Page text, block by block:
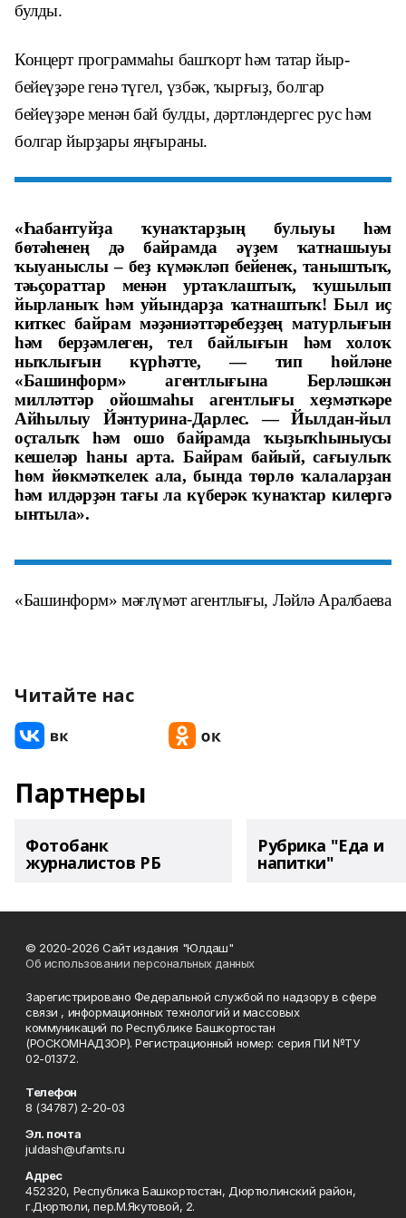
булды.
Концерт программаһы башҡорт һәм татар йыр-
бейеүҙәре генә түгел, үзбәк, ҡырғыҙ, болгар
бейеүҙәре менән бай булды, дәртләндергес рус һәм
болгар йырҙары яңғыраны.
«Һабантуйҙа ҡунаҡтарҙың булыуы һәм
бөтәһенең дә байрамда әүҙем ҡатнашыуы
ҡыуаныслы – беҙ күмәкләп бейенек, таныштыҡ,
тәьҫораттар менән уртаҡлаштыҡ, ҡушылып
йырланыҡ һәм уйындарҙа ҡатнаштыҡ! Был иҫ
киткес байрам мәҙәниәттәребеҙҙең матурлығын
һәм берҙәмлеген, тел байлығын һәм холоҡ
ныҡлығын күрһәтте, — тип һөйләне
«Башинформ» агентлығына Берләшкән
милләттәр ойошмаһы агентлығы хеҙмәткәре
Айһылыу Йәнтурина-Дарлес. — Йылдан-йыл
оҫталыҡ һәм ошо байрамда ҡыҙыҡһыныусы
кешеләр һаны арта. Байрам байый, сағыулыҡ
һөм йөкмәткелек ала, бында төрлө ҡалаларҙан
һәм илдәрҙән тағы ла күберәк ҡунаҡтар килергә
ынтыла».
«Башинформ» мәғлүмәт агентлығы, Ләйлә Аралбаева
Читайте нас
Партнеры
Фотобанк
журналистов РБ
Рубрика "Еда и
напитки"
© 2020-2026 Сайт издания "Юлдаш"
Об использовании персональных данных
Зарегистрировано Федеральной службой по надзору в сфере
связи , информационных технологий и массовых
коммуникаций по Республике Башкортостан
(РОСКОМНАДЗОР). Регистрационный номер: серия ПИ №ТУ
02-01372.
Телефон
8 (34787) 2-20-03
Эл. почта
juldash@ufamts.ru
Адрес
452320, Республика Башкортостан, Дюртюлинский район,
г.Дюртюли, пер.М.Якутовой, 2.